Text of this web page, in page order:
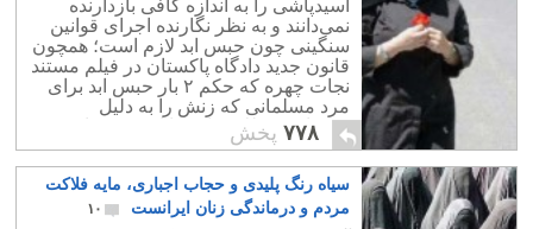
اسیدپاشی را به اندازه کافی بازدارنده
نمی‌دانند و به نظر نگارنده اجرای قوانین
سنگینی چون حبس ابد لازم است؛ همچون
قانون جدید دادگاه پاکستان در فیلم مستند
نجات چهره که حکم ۲ بار حبس ابد برای
مرد مسلمانی که زنش را به دلیل
درخواست طلاق دادن با اسید سوزانده بود،
صادر کردند
۷۷۸ پخش
سیاه رنگ پلیدی و حجاب اجباری، مایه فلاکت
مردم و درماندگی زنان ایرانست
۱۰